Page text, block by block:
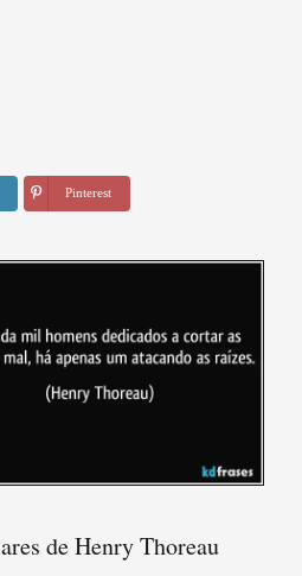
Pinterest
de Henry Thoreau